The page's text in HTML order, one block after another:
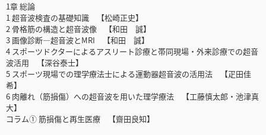
1章 総論
1 超音波検査の基礎知識 【松崎正史】
2 骨格筋の構造と超音波像 【和田 誠】
3 画像診断―超音波とMRI 【和田 誠】
4 スポーツドクターによるアスリート診療と帯同現場・外来診療での超音
波活用 【深谷泰士】
5 スポーツ現場での理学療法士による運動器超音波の活用法 【疋田佳
希】
6 肉離れ（筋損傷）への超音波を用いた理学療法 【工藤慎太郎・池津真
大】
コラム① 筋損傷と再生医療 【齋田良知】